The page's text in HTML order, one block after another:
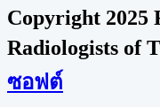
Copyright 2025
Radiologists of
ซอฟต์